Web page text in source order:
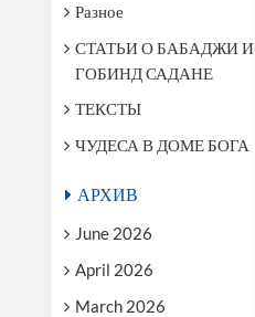
Разное
СТАТЬИ О БАБАДЖИ И
ГОБИНД САДАНЕ
ТЕКСТЫ
ЧУДЕСА В ДОМЕ БОГА
АРХИВ
June 2026
April 2026
March 2026